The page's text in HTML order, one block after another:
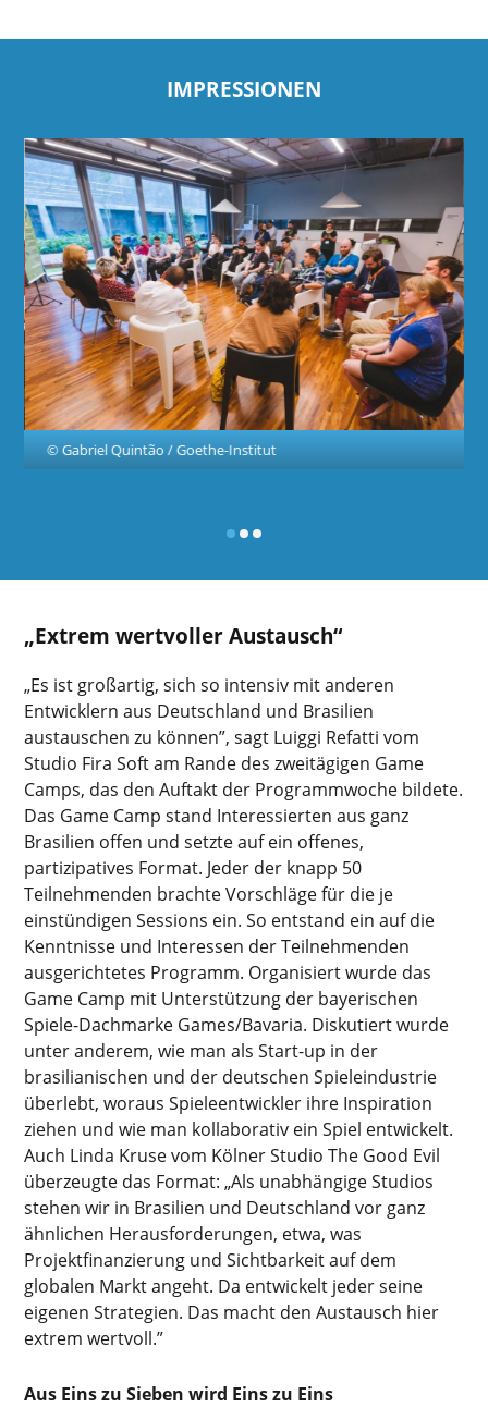
IMPRESSIONEN
© Gabriel Quintão / Goethe-Institut
„Extrem wertvoller Austausch“
„Es ist großartig, sich so intensiv mit anderen
Entwicklern aus Deutschland und Brasilien
austauschen zu können”, sagt Luiggi Refatti vom
Studio Fira Soft am Rande des zweitägigen Game
Camps, das den Auftakt der Programmwoche bildete.
Das Game Camp stand Interessierten aus ganz
Brasilien offen und setzte auf ein offenes,
partizipatives Format. Jeder der knapp 50
Teilnehmenden brachte Vorschläge für die je
einstündigen Sessions ein. So entstand ein auf die
Kenntnisse und Interessen der Teilnehmenden
ausgerichtetes Programm. Organisiert wurde das
Game Camp mit Unterstützung der bayerischen
Spiele-Dachmarke Games/Bavaria. Diskutiert wurde
unter anderem, wie man als Start-up in der
brasilianischen und der deutschen Spieleindustrie
überlebt, woraus Spieleentwickler ihre Inspiration
ziehen und wie man kollaborativ ein Spiel entwickelt.
Auch Linda Kruse vom Kölner Studio The Good Evil
überzeugte das Format: „Als unabhängige Studios
stehen wir in Brasilien und Deutschland vor ganz
ähnlichen Herausforderungen, etwa, was
Projektfinanzierung und Sichtbarkeit auf dem
globalen Markt angeht. Da entwickelt jeder seine
eigenen Strategien. Das macht den Austausch hier
extrem wertvoll.”
Aus Eins zu Sieben wird Eins zu Eins